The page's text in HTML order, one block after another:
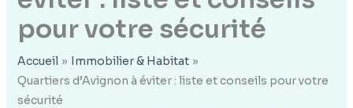
pour votre sécurité
Accueil
Immobilier & Habitat
Quartiers d’Avignon à éviter : liste et conseils pour votre
sécurité